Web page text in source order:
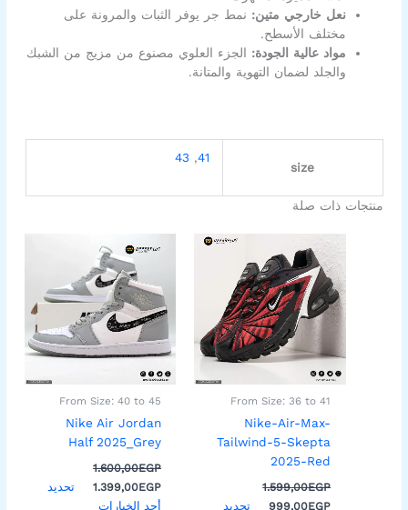
نعل خارجي متين: نمط جر يوفر الثبات والمرونة على
مختلف الأسطح.
مواد عالية الجودة: الجزء العلوي مصنوع من مزيج من الشبك
والجلد لضمان التهوية والمتانة.
size
41
,
43
منتجات ذات صلة
From Size: 36 to 41
Nike-Air-Max-
Tailwind-5-Skepta
2025-Red
1.599,00EGP
السعر
الأصلي
هو:
1.599,00EGP.
999,00EGP
هو:
999,00EGP.
تحديد
هناك
العديد
من
الأشكال
المختلفة
لهذا
المنتج.
اختيار
From Size: 40 to 45
Nike Air Jordan
Half 2025_Grey
1.600,00EGP
الأصلي
1.600,00EGP.
1.399,00EGP
هو:
1.399,00EGP.
تحديد
أحد الخيارات
من
الأشكال
المختلفة
لهذا
المنتج.
اختيار